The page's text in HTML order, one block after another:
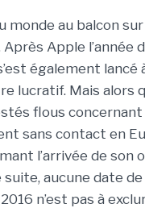
monde au balcon
Apple l’année
également lancé
lucratif. Mais alors
flous
sans contact en
l’arrivée de son
aucune date de
n’est pas à